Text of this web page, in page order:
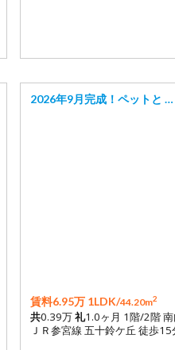
2026年9月完成！ペットと …
賃料6.95万 1LDK/44.20m2
共0.39万礼1.0ヶ月 1階/2階
ＪＲ参宮線 五十鈴ケ丘 徒歩15